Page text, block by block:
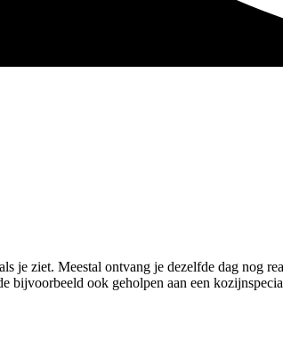
ziet. Meestal ontvang je dezelfde dag nog
bijvoorbeeld ook geholpen aan een